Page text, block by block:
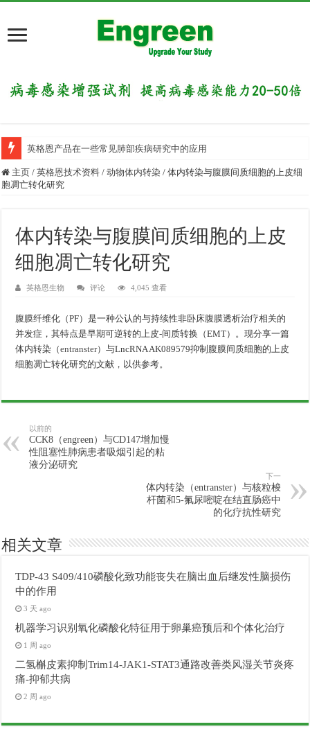
英格恩产品在一些常见肺部疾病研究中的应用
主页 / 英格恩技术资料 / 动物体内转染 / 体内转染与腹膜间质细胞的上皮细
胞凋亡转化研究
体内转染与腹膜间质细胞的上皮
细胞凋亡转化研究
英格恩生物 评论 4,045 查看
腹膜纤维化（PF）是一种公认的与持续性非卧床腹膜透析治疗相关的
并发症，其特点是早期可逆转的上皮-间质转换（EMT）。现分享一篇
体内转染（entranster）与LncRNA AK089579抑制腹膜间质细胞的上皮
细胞凋亡转化研究的文献，以供参考。
以前的
CCK8（engreen）与CD147增加慢
性阻塞性肺病患者吸烟引起的粘
液分泌研究
下一
体内转染（entranster）与核粒梭
杆菌和5-氟尿嘧啶在结直肠癌中
的化疗抗性研究
相关文章
TDP-43 S409/410磷酸化致功能丧失在脑出血后继发性脑损伤
中的作用
3 天 ago
机器学习识别氧化磷酸化特征用于卵巢癌预后和个体化治疗
1 周 ago
二氢槲皮素抑制Trim14-JAK1-STAT3通路改善类风湿关节炎疼
痛-抑郁共病
2 周 ago